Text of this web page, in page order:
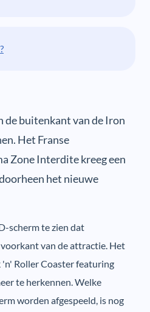
de buitenkant van de Iron
Het Franse
Zone Interdite kreeg een
het nieuwe
scherm te zien dat
van de attractie. Het
'n' Roller Coaster featuring
te herkennen. Welke
worden afgespeeld, is nog